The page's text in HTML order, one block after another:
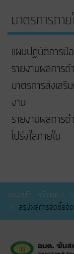
มาตรการภา
แผนปฏิบัติการป้
รายงานผลการด
มาตรการส่งเสริ
งาน
รายงานผลการด
โปร่งใสภายใน
คุณอยู่ที่: หน้าแรก
สรุปผลการจัดซื้อจัด